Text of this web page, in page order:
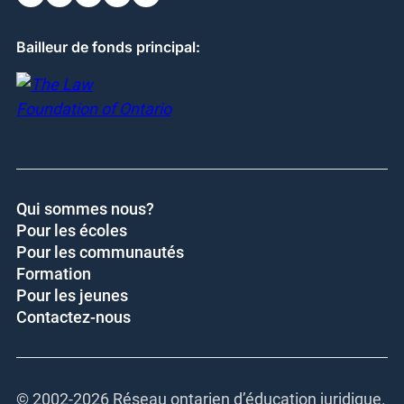
Bailleur de fonds principal:
Qui sommes nous?
Pour les écoles
Pour les communautés
Formation
Pour les jeunes
Contactez-nous
© 2002-2026 Réseau ontarien d’éducation juridique.